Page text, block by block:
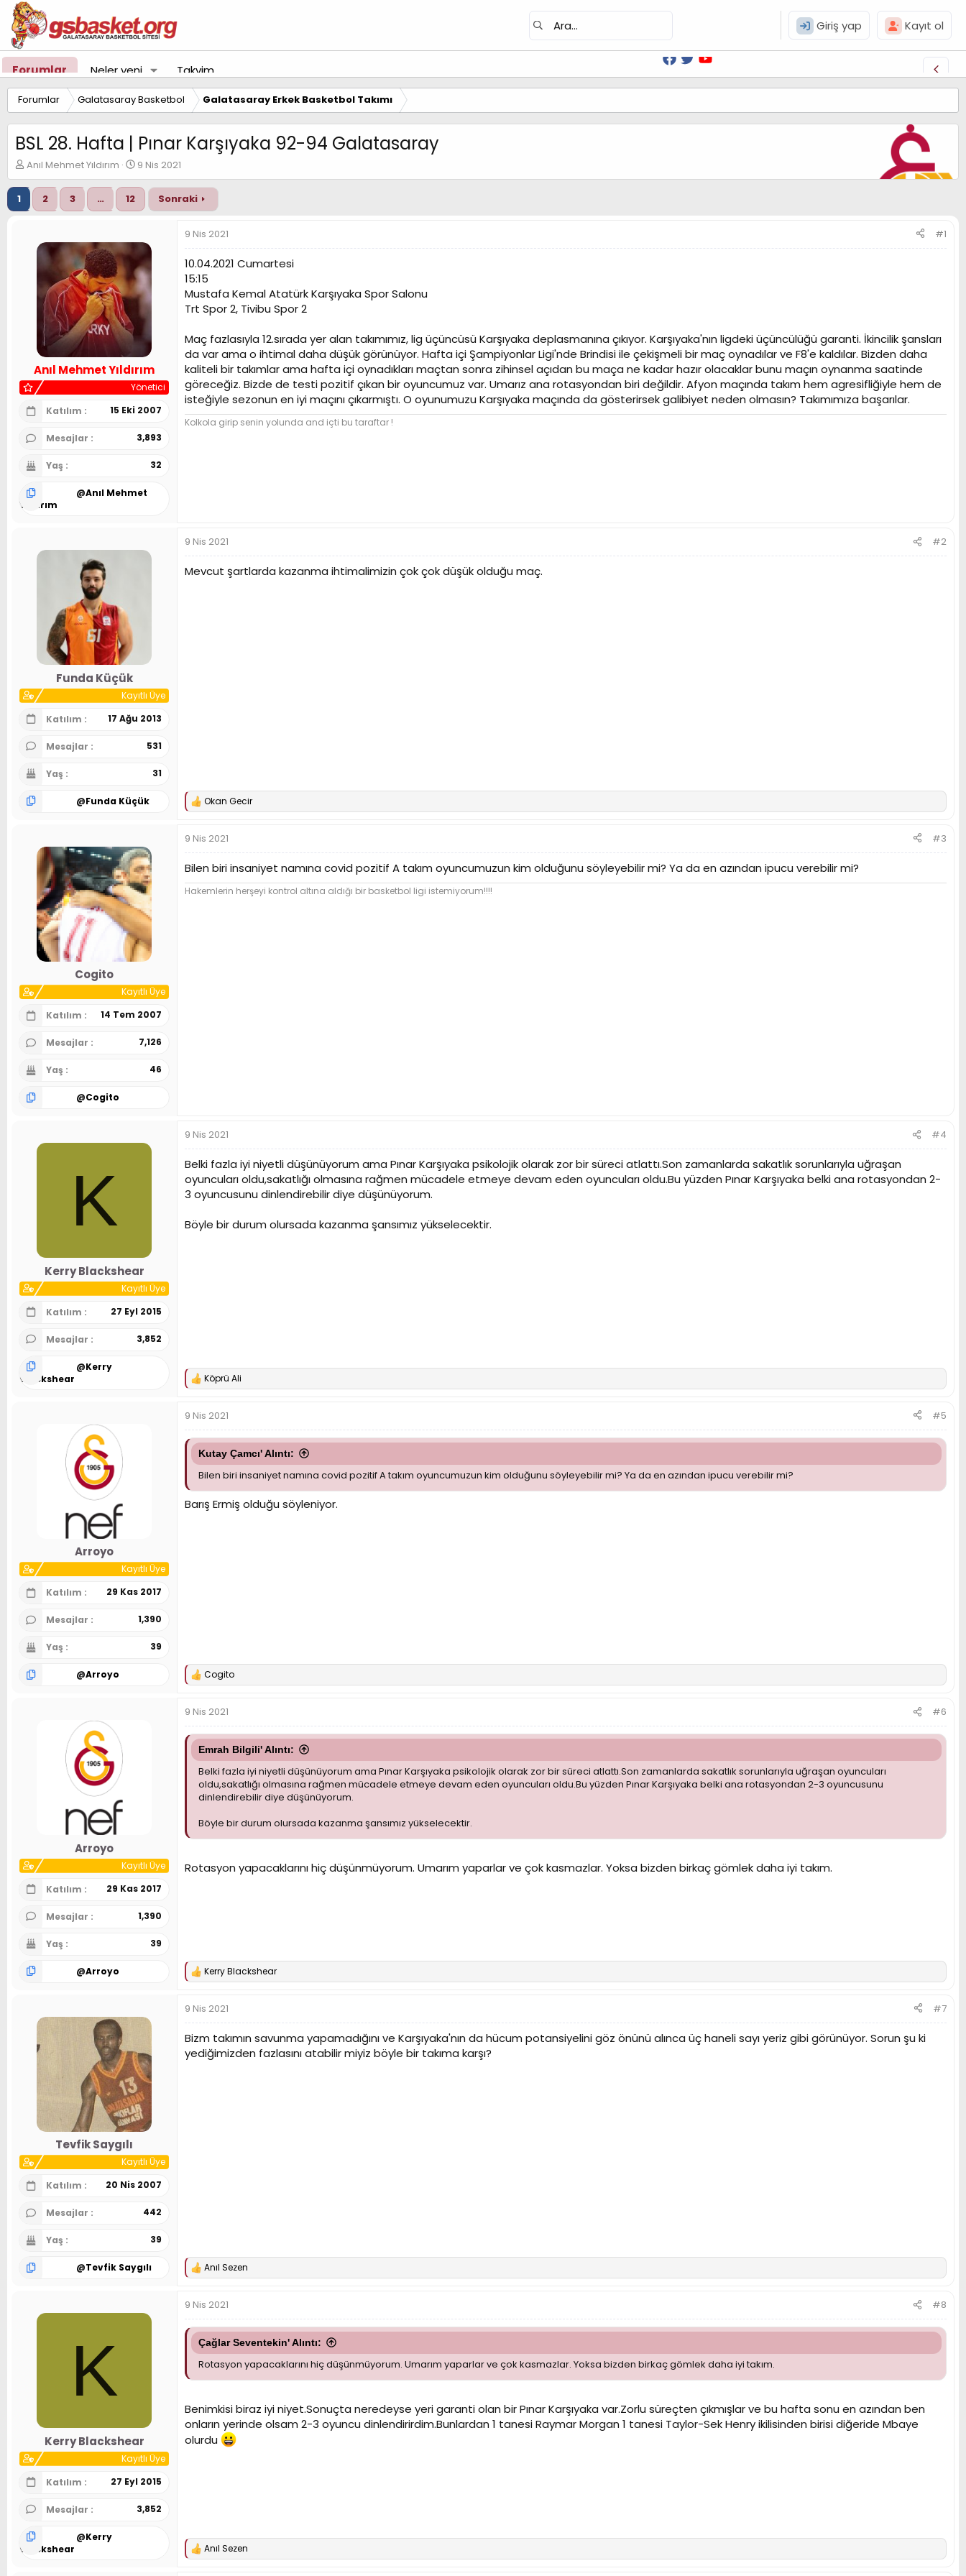
Giriş yap Kayıt ol
Forumlar Neler yeni Takvim
Forumlar Galatasaray Basketbol Galatasaray Erkek Basketbol Takımı
BSL 28. Hafta | Pınar Karşıyaka 92-94 Galatasaray
K
o
n
u
y
Anıl Mehmet Yıldırım
B
a
ş
a
g
ı
ç
a
9 Nis 2021
1 2 3 … 12 Sonraki
Anıl Mehmet Yıldırım
Yönetici
Katılım
15 Eki 2007
Mesajlar 3,893
Yaş 32
@Anıl Mehmet
Yıldırım
9 Nis 2021 #1
10.04.2021 Cumartesi
15:15
Mustafa Kemal Atatürk Karşıyaka Spor Salonu
Trt Spor 2, Tivibu Spor 2
Maç fazlasıyla 12.sırada yer alan takımımız, lig üçüncüsü Karşıyaka deplasmanına çıkıyor. Karşıyaka'nın ligdeki üçüncülüğü garanti. İkincilik şansları
da var ama o ihtimal daha düşük görünüyor. Hafta içi Şampiyonlar Ligi'nde Brindisi ile çekişmeli bir maç oynadılar ve F8'e kaldılar. Bizden daha
kaliteli bir takımlar ama hafta içi oynadıkları maçtan sonra zihinsel açıdan bu maça ne kadar hazır olacaklar bunu maçın oynanma saatinde
göreceğiz. Bizde de testi pozitif çıkan bir oyuncumuz var. Umarız ana rotasyondan biri değildir. Afyon maçında takım hem agresifliğiyle hem de
isteğiyle sezonun en iyi maçını çıkarmıştı. O oyunumuzu Karşıyaka maçında da gösterirsek galibiyet neden olmasın? Takımımıza başarılar.
Kolkola girip senin yolunda and içti bu taraftar !
Funda Küçük
Kayıtlı Üye
Katılım
17 Ağu 2013
Mesajlar 531
Yaş 31
@Funda Küçük
9 Nis 2021 #2
Mevcut şartlarda kazanma ihtimalimizin çok çok düşük olduğu maç.
T
k
i
l
e
r
:
Okan Gecir
Cogito
Kayıtlı Üye
Katılım
14 Tem 2007
Mesajlar 7,126
Yaş 46
@Cogito
9 Nis 2021 #3
Bilen biri insaniyet namına covid pozitif A takım oyuncumuzun kim olduğunu söyleyebilir mi? Ya da en azından ipucu verebilir mi?
Hakemlerin herşeyi kontrol altına aldığı bir basketbol ligi istemiyorum!!!!
K
Kerry Blackshear
Kayıtlı Üye
Katılım
27 Eyl 2015
Mesajlar 3,852
@Kerry
Blackshear
9 Nis 2021 #4
Belki fazla iyi niyetli düşünüyorum ama Pınar Karşıyaka psikolojik olarak zor bir süreci atlattı.Son zamanlarda sakatlık sorunlarıyla uğraşan
oyuncuları oldu,sakatlığı olmasına rağmen mücadele etmeye devam eden oyuncuları oldu.Bu yüzden Pınar Karşıyaka belki ana rotasyondan 2-
3 oyuncusunu dinlendirebilir diye düşünüyorum.
Böyle bir durum olursada kazanma şansımız yükselecektir.
T
k
i
l
e
r
Köprü Ali
Arroyo
Kayıtlı Üye
Katılım
29 Kas 2017
Mesajlar 1,390
Yaş 39
@Arroyo
9 Nis 2021 #5
Kutay Çamcı' Alıntı:
Bilen biri insaniyet namına covid pozitif A takım oyuncumuzun kim olduğunu söyleyebilir mi? Ya da en azından ipucu verebilir mi?
Barış Ermiş olduğu söyleniyor.
T
k
i
l
e
r
Cogito
Arroyo
Kayıtlı Üye
Katılım
29 Kas 2017
Mesajlar 1,390
Yaş 39
@Arroyo
9 Nis 2021 #6
Emrah Bilgili' Alıntı:
Belki fazla iyi niyetli düşünüyorum ama Pınar Karşıyaka psikolojik olarak zor bir süreci atlattı.Son zamanlarda sakatlık sorunlarıyla uğraşan oyuncuları
oldu,sakatlığı olmasına rağmen mücadele etmeye devam eden oyuncuları oldu.Bu yüzden Pınar Karşıyaka belki ana rotasyondan 2-3 oyuncusunu
dinlendirebilir diye düşünüyorum.
Böyle bir durum olursada kazanma şansımız yükselecektir.
Rotasyon yapacaklarını hiç düşünmüyorum. Umarım yaparlar ve çok kasmazlar. Yoksa bizden birkaç gömlek daha iyi takım.
T
k
i
l
e
r
Kerry Blackshear
Tevfik Saygılı
Kayıtlı Üye
Katılım
20 Nis 2007
Mesajlar 442
Yaş 39
@Tevfik Saygılı
9 Nis 2021 #7
Bizm takımın savunma yapamadığını ve Karşıyaka'nın da hücum potansiyelini göz önünü alınca üç haneli sayı yeriz gibi görünüyor. Sorun şu ki
yediğimizden fazlasını atabilir miyiz böyle bir takıma karşı?
T
k
i
l
e
r
Anıl Sezen
K
Kerry Blackshear
Kayıtlı Üye
Katılım
27 Eyl 2015
Mesajlar 3,852
@Kerry
Blackshear
9 Nis 2021 #8
Çağlar Seventekin' Alıntı:
Rotasyon yapacaklarını hiç düşünmüyorum. Umarım yaparlar ve çok kasmazlar. Yoksa bizden birkaç gömlek daha iyi takım.
Benimkisi biraz iyi niyet.Sonuçta neredeyse yeri garanti olan bir Pınar Karşıyaka var.Zorlu süreçten çıkmışlar ve bu hafta sonu en azından ben
onların yerinde olsam 2-3 oyuncu dinlendirirdim.Bunlardan 1 tanesi Raymar Morgan 1 tanesi Taylor-Sek Henry ikilisinden birisi diğeride Mbaye
olurdu
T
Anıl Sezen